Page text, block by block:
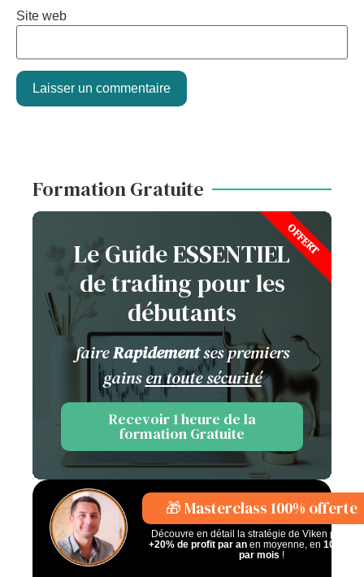
Site web
Formation Gratuite
Le Guide ESSENTIEL
de trading pour les
débutants
faireRapidementses premiers
gainsen toute sécurité
Recevoir 1 heure de la
formation Gratuite
OFFERT
🎁 Masterclass 100% offerte
Découvre en détail la stratégie de Viken pour
+20% de profit par an en moyenne, en10
par mois !